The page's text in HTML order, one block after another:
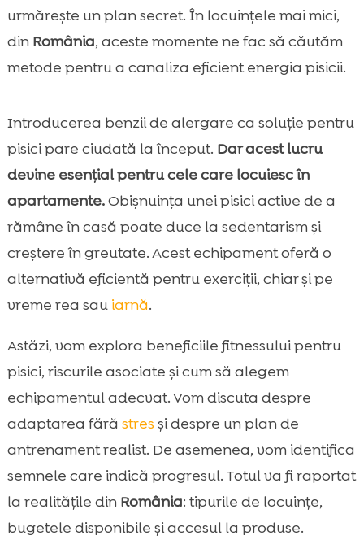
Este banda de alergare sigură pentru orice
pisică?
Cum alegem banda potrivită: dimensiune,
 Pregătirea spațiului din casă pentru
antrenamente reușite

Pași de acomodare: cum ne obișnuim pisica
fără stres
Plan de antrenament pe bandă: durată,
ritm, frecvență

Folosirea benzii de alergare de către pisici:
semne că funcționează și semne de alarmă

Motivație și îmbogățire: cum facem banda
Nutriție pentru pisici active: integrarea
CricksyCat în rutina noastră
 Igienă și confort în casă: Purrfect Life și
gestionarea mirosurilor după antrenament
 Întreținerea benzii de alergare: curățare,
verificări și durabilitate
Concluzie
FAQ
urmărește un plan secret. În locuințele mai mici,
din România, aceste momente ne fac să căutăm
metode pentru a canaliza eficient energia pisicii.
Introducerea benzii de alergare ca soluție pentru
pisici pare ciudată la început. Dar acest lucru
devine esențial pentru cele care locuiesc în
apartamente.Obișnuința unei pisici active de a
rămâne în casă poate duce la sedentarism și
creștere în greutate. Acest echipament oferă o
alternativă eficientă pentru exerciții, chiar și pe
vreme rea sau iarnă.
Astăzi, vom explora beneficiile fitnessului pentru
pisici, riscurile asociate și cum să alegem
echipamentul adecvat. Vom discuta despre
adaptarea fără stres și despre un plan de
antrenament realist. De asemenea, vom identifica
semnele care indică progresul. Totul va fi raportat
la realitățile din România: tipurile de locuințe,
bugetele disponibile și accesul la produse.